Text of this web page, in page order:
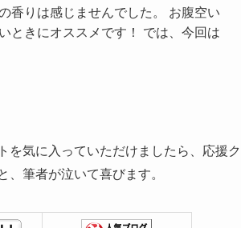
香りは感じませんでした。 お腹空い
ときにオススメです！ では、今回は
を気に入っていただけましたら、応援ク
、筆者が泣いて喜びます。